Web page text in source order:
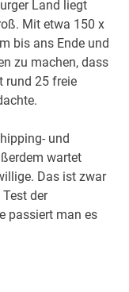
Land liegt
Mit etwa 150 x
bis ans Ende und
zu machen, dass
rund 25 freie
und
wartet
Das ist zwar
der
passiert man es